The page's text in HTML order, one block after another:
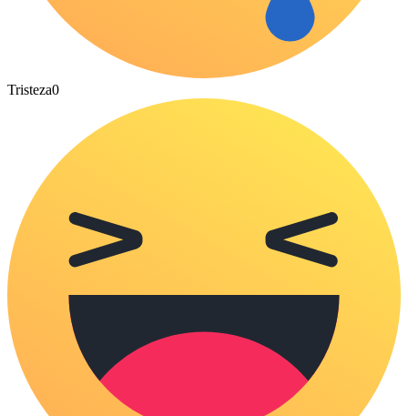
Tristeza0